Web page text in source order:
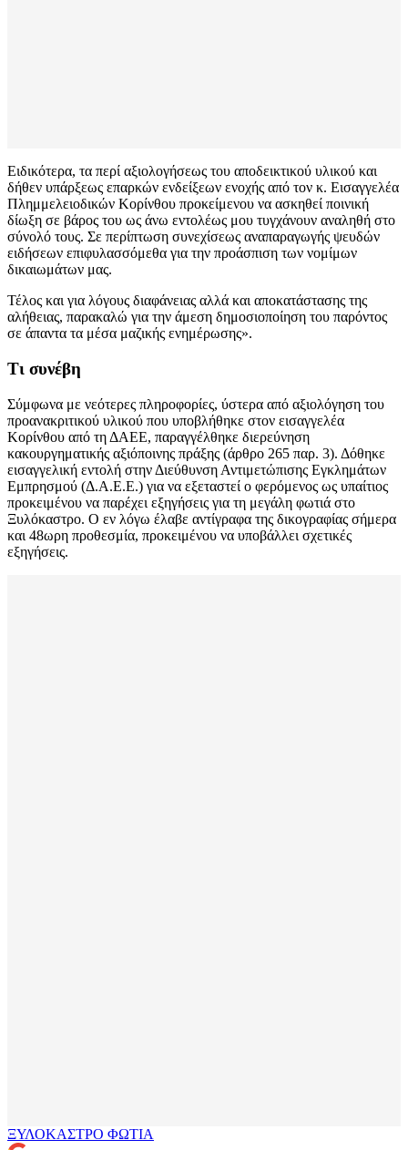
Ειδικότερα, τα περί αξιολογήσεως του αποδεικτικού υλικού και
δήθεν υπάρξεως επαρκών ενδείξεων ενοχής από τον κ. Εισαγγελέα
Πλημμελειοδικών Κορίνθου προκείμενου να ασκηθεί ποινική
δίωξη σε βάρος του ως άνω εντολέως μου τυγχάνουν αναληθή στο
σύνολό τους. Σε περίπτωση συνεχίσεως αναπαραγωγής ψευδών
ειδήσεων επιφυλασσόμεθα για την προάσπιση των νομίμων
δικαιωμάτων μας.
Τέλος και για λόγους διαφάνειας αλλά και αποκατάστασης της
αλήθειας, παρακαλώ για την άμεση δημοσιοποίηση του παρόντος
σε άπαντα τα μέσα μαζικής ενημέρωσης».
Τι συνέβη
Σύμφωνα με νεότερες πληροφορίες, ύστερα από αξιολόγηση του
προανακριτικού υλικού που υποβλήθηκε στον εισαγγελέα
Κορίνθου από τη ΔΑΕΕ, παραγγέλθηκε διερεύνηση
κακουργηματικής αξιόποινης πράξης (άρθρο 265 παρ. 3). Δόθηκε
εισαγγελική εντολή στην Διεύθυνση Αντιμετώπισης Εγκλημάτων
Εμπρησμού (Δ.Α.Ε.Ε.) για να εξεταστεί ο φερόμενος ως υπαίτιος
προκειμένου να παρέχει εξηγήσεις για τη μεγάλη φωτιά στο
Ξυλόκαστρο. Ο εν λόγω έλαβε αντίγραφα της δικογραφίας σήμερα
και 48ωρη προθεσμία, προκειμένου να υποβάλλει σχετικές
εξηγήσεις.
ΞΥΛΟΚΑΣΤΡΟ ΦΩΤΙΑ